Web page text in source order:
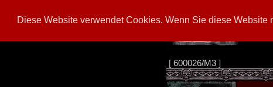
Diese Website verwendet Cookies. Wenn Sie diese
[ 600026/M3]